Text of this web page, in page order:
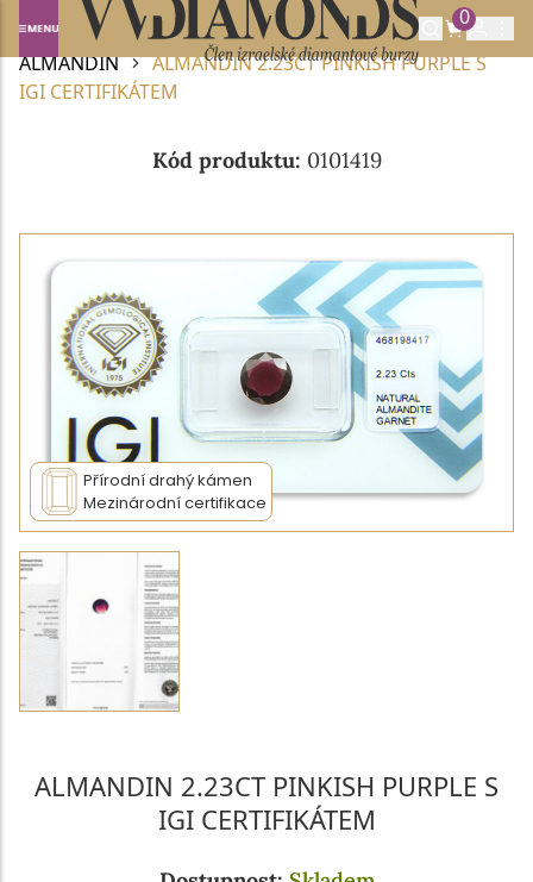
0
Domů
DRAHOKAMY A POLODRAHOKAMY
ALMANDIN
ALMANDIN 2.23CT PINKISH PURPLE S
IGI CERTIFIKÁTEM
Kód produktu: 0101419
Přírodní drahý kámen
Mezinárodní certifikace
ALMANDIN 2.23CT PINKISH PURPLE S
IGI CERTIFIKÁTEM